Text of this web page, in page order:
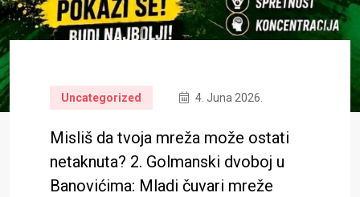
Uncategorized 4. Juna 2026.
Misliš da tvoja mreža može ostati
netaknuta? 2. Golmanski dvoboj u
Banovićima: Mladi čuvari mreže